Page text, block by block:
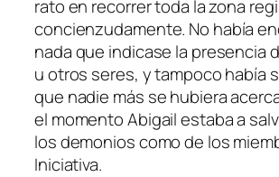
rato en recorrer toda la zona
concienzudamente. No había
nada que indicase la presencia
u otros seres, y tampoco había
que nadie más se hubiera
el momento Abigail estaba a
los demonios como de los
Iniciativa.